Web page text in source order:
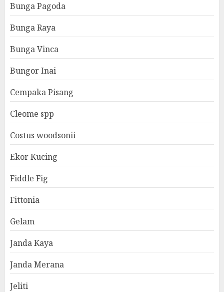
Bunga Pagoda
Bunga Raya
Bunga Vinca
Bungor Inai
Cempaka Pisang
Cleome spp
Costus woodsonii
Ekor Kucing
Fiddle Fig
Fittonia
Gelam
Janda Kaya
Janda Merana
Jeliti